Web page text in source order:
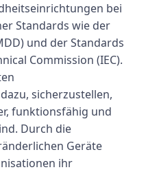
bei
Standards wie der
und der Standards
Commission (IEC).
sicherzustellen,
funktionsfähig und
Durch die
Geräte
ihr